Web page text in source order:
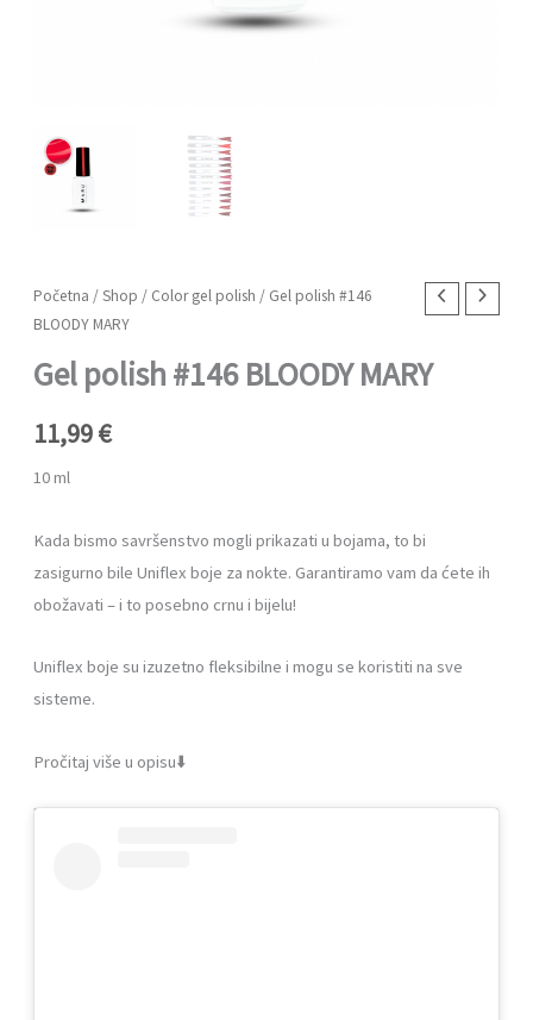
Početna /Shop / Color gel polish / Gel polish #146
BLOODY MARY
Gel polish #146 BLOODY MARY
11,99€
10 ml
Kada bismo savršenstvo mogli prikazati u bojama, to bi
zasigurno bile Uniflex boje za nokte. Garantiramo vam da ćete ih
obožavati – i to posebno crnu i bijelu!
Uniflex boje su izuzetno fleksibilne i mogu se koristiti na sve
sisteme.
Pročitaj više u opisu⬇️
Gel
polish
#146
BLOODY
MARY